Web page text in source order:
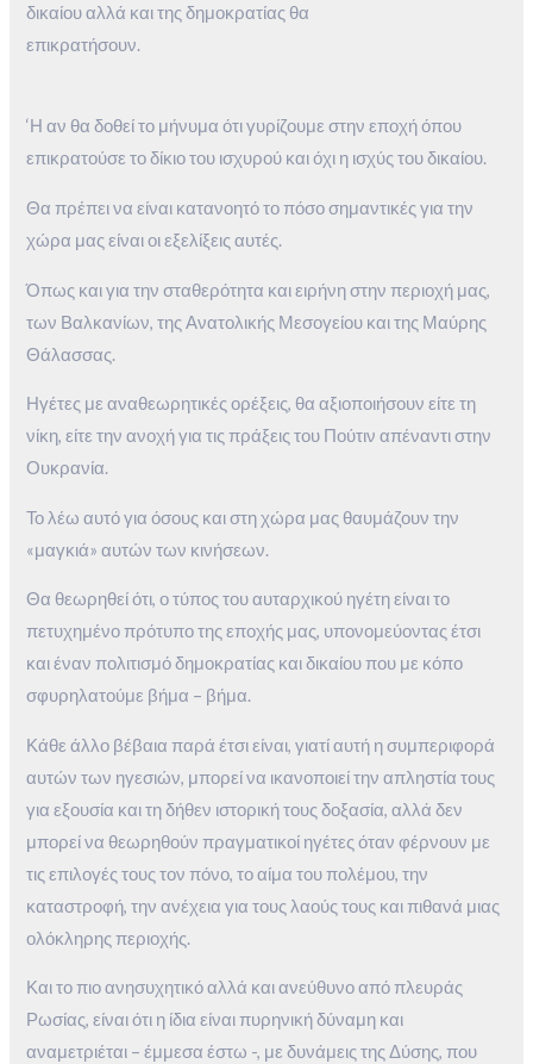
δικαίου αλλά και της δημοκρατίας θα
επικρατήσουν.
‘Η αν θα δοθεί το μήνυμα ότι γυρίζουμε στην εποχή όπου
επικρατούσε το δίκιο του ισχυρού και όχι η ισχύς του δικαίου.
Θα πρέπει να είναι κατανοητό το πόσο σημαντικές για την
χώρα μας είναι οι εξελίξεις αυτές.
Όπως και για την σταθερότητα και ειρήνη στην περιοχή μας,
των Βαλκανίων, της Ανατολικής Μεσογείου και της Μαύρης
Θάλασσας.
Ηγέτες με αναθεωρητικές ορέξεις, θα αξιοποιήσουν είτε τη
νίκη, είτε την ανοχή για τις πράξεις του Πούτιν απέναντι στην
Ουκρανία.
Το λέω αυτό για όσους και στη χώρα μας θαυμάζουν την
«μαγκιά» αυτών των κινήσεων.
Θα θεωρηθεί ότι, ο τύπος του αυταρχικού ηγέτη είναι το
πετυχημένο πρότυπο της εποχής μας, υπονομεύοντας έτσι
και έναν πολιτισμό δημοκρατίας και δικαίου που με κόπο
σφυρηλατούμε βήμα – βήμα.
Κάθε άλλο βέβαια παρά έτσι είναι, γιατί αυτή η συμπεριφορά
αυτών των ηγεσιών, μπορεί να ικανοποιεί την απληστία τους
για εξουσία και τη δήθεν ιστορική τους δοξασία, αλλά δεν
μπορεί να θεωρηθούν πραγματικοί ηγέτες όταν φέρνουν με
τις επιλογές τους τον πόνο, το αίμα του πολέμου, την
καταστροφή, την ανέχεια για τους λαούς τους και πιθανά μιας
ολόκληρης περιοχής.
Και το πιο ανησυχητικό αλλά και ανεύθυνο από πλευράς
Ρωσίας, είναι ότι η ίδια είναι πυρηνική δύναμη και
αναμετριέται – έμμεσα έστω -, με δυνάμεις της Δύσης, που